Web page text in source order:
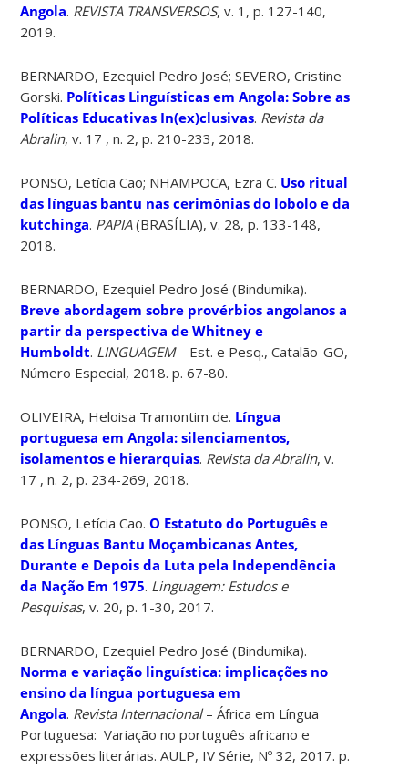
Angola. REVISTA TRANSVERSOS, v. 1, p. 127-140,
2019.
BERNARDO, Ezequiel Pedro José; SEVERO, Cristine
Gorski. Políticas Linguísticas em Angola: Sobre as
Políticas Educativas In(ex)clusivas. Revista da
Abralin, v. 17 , n. 2, p. 210-233, 2018.
PONSO, Letícia Cao; NHAMPOCA, Ezra C. Uso ritual
das línguas bantu nas cerimônias do lobolo e da
kutchinga. PAPIA(BRASÍLIA), v. 28, p. 133-148,
2018.
BERNARDO, Ezequiel Pedro José (Bindumika).
Breve abordagem sobre provérbios angolanos a
partir da perspectiva de Whitney e
Humboldt. LINGUAGEM– Est. e Pesq., Catalão-GO,
Número Especial, 2018. p. 67-80.
OLIVEIRA, Heloisa Tramontim de. Língua
portuguesa em Angola: silenciamentos,
isolamentos e hierarquias. Revista da Abralin, v.
17 , n. 2, p. 234-269, 2018.
PONSO, Letícia Cao.O Estatuto do Português e
das Línguas Bantu Moçambicanas Antes,
Durante e Depois da Luta pela Independência
da Nação Em 1975. Linguagem: Estudos e
Pesquisas, v. 20, p. 1-30, 2017.
BERNARDO, Ezequiel Pedro José (Bindumika).
Norma e variação linguística: implicações no
ensino da língua portuguesa em
Angola. Revista Internacional– África em Língua
Portuguesa: Variação no português africano e
expressões literárias. AULP, IV Série, Nº 32, 2017. p.